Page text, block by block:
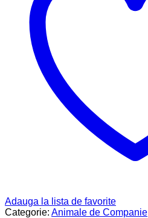
Adauga la lista de favorite
Categorie: Animale de Companie